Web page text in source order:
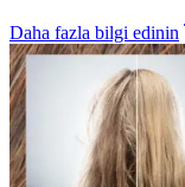
Daha fazla bilgi edinin